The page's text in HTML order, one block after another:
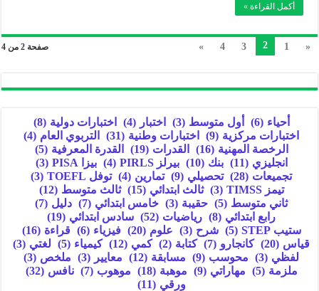
أكمل القراءة »
صفحة 2 من 4 «
1
2
3
4
»
أحياء (6) أول متوسط (3) اختبار (4) اختبارات دولية (8)
اختبارات مركزية (9) اختبارات وطنية (31) التربوي العام (4)
الرخصة المهنية (16) القدرات (19) القدرة المعرفية (5)
انجليزي (11) بنك (10) بيرلز PIRLS (4) بيزا PISA
(3)
تجميعات (28) تحصيلي (9) تمارين (4) توفل TOEFL
(3)
تيمز TIMSS
(3) ثالث ابتدائي (15) ثالث متوسط (12)
ثاني متوسط (5) حقيبة (3) خامس ابتدائي (7) دليل (7)
رابع ابتدائي (8) رياضيات (52) سادس ابتدائي (19)
ستيب STEP
(5) شرح (3) علوم (20) فيزياء (6) قراءة (16)
قياس (20) كانجارو (7) كتابة (2) كمي (12) كيمياء (5) لغتي (3)
لفظي (3) محوسب (9) مسابقة (12) معايير (3) ملخص (3)
ملزمة (5) مهاراتي (9) موهبة (18) موهوب (7) نافس (32)
ورقي (11)